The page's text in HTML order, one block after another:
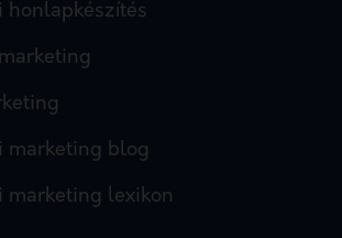
honlapkészítés
marketing blog
marketing lexikon